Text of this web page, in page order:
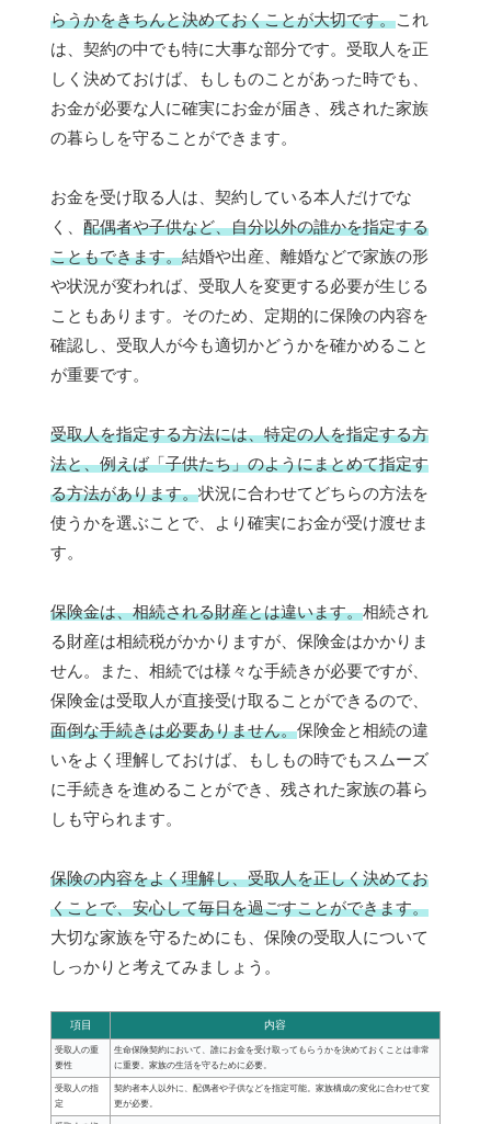
らうかをきちんと決めておくことが大切です。これ
は、契約の中でも特に大事な部分です。受取人を正
しく決めておけば、もしものことがあった時でも、
お金が必要な人に確実にお金が届き、残された家族
の暮らしを守ることができます。
お金を受け取る人は、契約している本人だけでな
く、 配偶者や子供など、自分以外の誰かを指定する
こともできます。結婚や出産、離婚などで家族の形
や状況が変われば、受取人を変更する必要が生じる
こともあります。そのため、定期的に保険の内容を
確認し、受取人が今も適切かどうかを確かめること
が重要です。
受取人を指定する方法には、特定の人を指定する方
法と、例えば「子供たち」のようにまとめて指定す
る方法があります。状況に合わせてどちらの方法を
使うかを選ぶことで、より確実にお金が受け渡せま
す。
保険金は、相続される財産とは違います。相続され
る財産は相続税がかかりますが、保険金はかかりま
せん。また、相続では様々な手続きが必要ですが、
保険金は受取人が直接受け取ることができるので、
面倒な手続きは必要ありません。保険金と相続の違
いをよく理解しておけば、もしもの時でもスムーズ
に手続きを進めることができ、残された家族の暮ら
しも守られます。
保険の内容をよく理解し、受取人を正しく決めてお
くことで、安心して毎日を過ごすことができます。
大切な家族を守るためにも、保険の受取人について
しっかりと考えてみましょう。
項目 内容
受取人の重
要性
生命保険契約において、誰にお金を受け取ってもらうかを決めておくことは非常
に重要。家族の生活を守るために必要。
受取人の指
定
契約者本人以外に、配偶者や子供などを指定可能。家族構成の変化に合わせて変
更が必要。